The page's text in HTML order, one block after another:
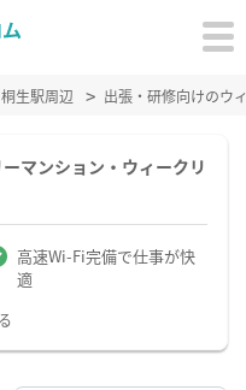
桐生駅周辺 出張・研修向けのウ
マンション・ウィークリ
高速Wi-Fi完備で仕事が快
適